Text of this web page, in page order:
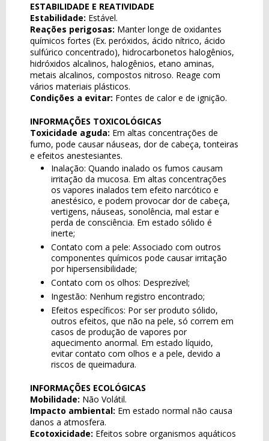
ESTABILIDADE E REATIVIDADE
Estabilidade: Estável.
Reações perigosas: Manter longe de oxidantes
químicos fortes (Ex. peróxidos, ácido nítrico, ácido
sulfúrico concentrado), hidrocarbonetos halogênios,
hidróxidos alcalinos, halogênios, etano aminas,
metais alcalinos, compostos nitroso. Reage com
vários materiais plásticos.
Condições a evitar: Fontes de calor e de ignição.
INFORMAÇÕES TOXICOLÓGICAS
Toxicidade aguda: Em altas concentrações de
fumo, pode causar náuseas, dor de cabeça, tonteiras
e efeitos anestesiantes.
Inalação: Quando inalado os fumos causam
irritação da mucosa. Em altas concentrações
os vapores inalados tem efeito narcótico e
anestésico, e podem provocar dor de cabeça,
vertigens, náuseas, sonolência, mal estar e
perda de consciência. Em estado sólido é
inerte;
Contato com a pele: Associado com outros
componentes químicos pode causar irritação
por hipersensibilidade;
Contato com os olhos: Desprezível;
Ingestão: Nenhum registro encontrado;
Efeitos específicos: Por ser produto sólido,
outros efeitos, que não na pele, só correm em
casos de produção de vapores por
aquecimento anormal. Em estado líquido,
evitar contato com olhos e a pele, devido a
riscos de queimadura.
INFORMAÇÕES ECOLÓGICAS
Mobilidade: Não Volátil.
Impacto ambiental: Em estado normal não causa
danos a atmosfera.
Ecotoxicidade: Efeitos sobre organismos aquáticos